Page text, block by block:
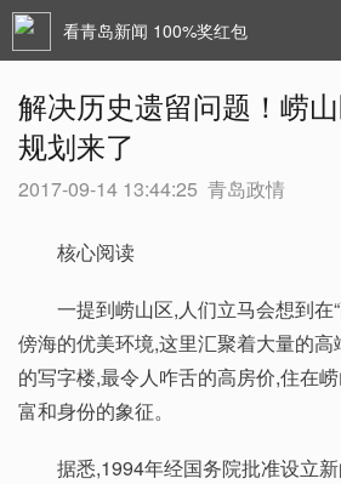
看青岛新闻 100%奖红包
解决历史遗留问题！崂
规划来了
2017-09-14 13:44:25 青岛政情
核心阅读
一提到崂山区,人们立马会想到在
傍海的优美环境,这里汇聚着大量的
的写字楼,最令人咋舌的高房价,住在
富和身份的象征。
据悉,1994年经国务院批准设立